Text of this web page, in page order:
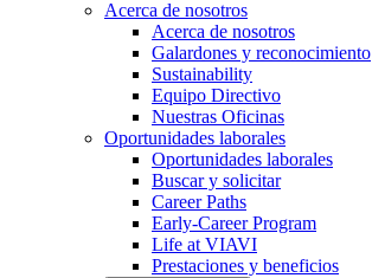
Acerca de nosotros
Acerca de nosotros
Galardones y reconocimiento
Sustainability
Equipo Directivo
Nuestras Oficinas
Oportunidades laborales
Oportunidades laborales
Buscar y solicitar
Career Paths
Early-Career Program
Life at VIAVI
Prestaciones y beneficios